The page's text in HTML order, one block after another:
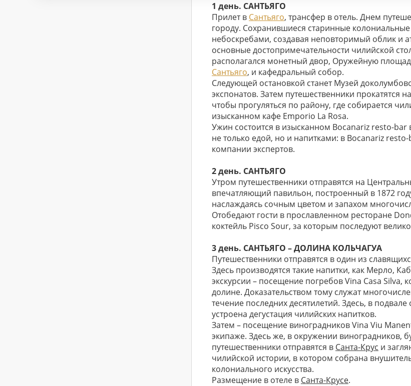
1 день. САНТЬЯГО
Прилет в Сантьяго, трансфер в отель. Днем
городу. Сохранившиеся старинные
небоскребами, создавая неповторимый облик и
основные достопримечательности чилийской
располагался монетный двор, Оружейную
Сантьяго, и кафедральный собор.
Следующей остановкой станет Музей
экспонатов. Затем путешественники прокатятся
чтобы прогуляться по району, где собирается
изысканном кафе Emporio La Rosa.
Ужин состоится в изысканном Bocanariz resto-bar
не только едой, но и напитками: в Bocanariz
компании экспертов.
2 день. САНТЬЯГО
Утром путешественники отправятся на
впечатляющий павильон, построенный в 1872
наслаждаясь сочным цветом и запахом
Отобедают гости в прославленном ресторане
коктейль Pisco Sour, за которым последуют
3 день. САНТЬЯГО – ДОЛИНА КОЛЬЧАГУА
Путешественники отправятся в один из
Здесь производятся такие напитки, как Мерло,
экскурсии – посещение погребов Vina Casa Silva,
долине. Доказательством тому служат
течение последних десятилетий. Здесь, в
устроена дегустация чилийских напитков.
Затем – посещение виноградников Vina Viu
экипаже. Здесь же, в окружении виноградников,
путешественники отправятся в Санта-Крус и
чилийской истории, в котором собрана
колониального искусства.
Размещение в отеле в Санта-Крусе.